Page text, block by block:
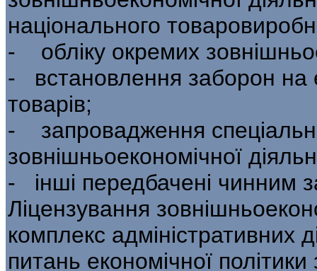
національного
- обліку окремих
- встановлення заборон на
товарів;
- запровадження
зовнішньоеконо­мічної
- інші передбачені чинним
Ліцензування
комплекс ад­міністративних
питань економічної